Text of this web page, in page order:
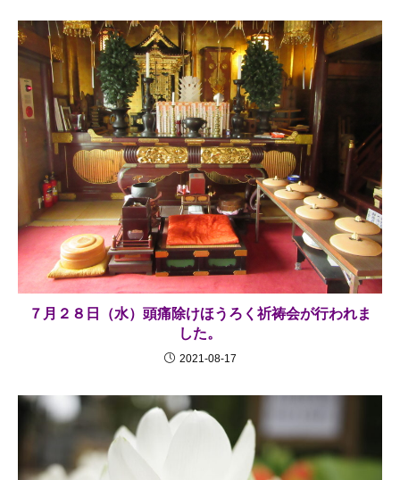
７月２８日（水）頭痛除けほうろく祈祷会が行われま
した。
2021-08-17